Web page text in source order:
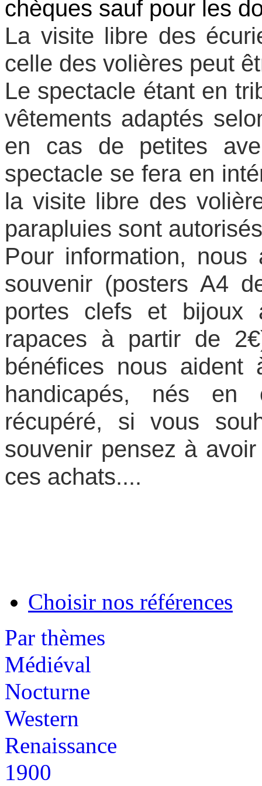
chèques sauf pour les
La visite libre des
celle des volières peut
Le spectacle étant en
vêtements adaptés
en cas de petites
spectacle se fera en
la visite libre des
parapluies sont
Pour information,
souvenir (posters A4
portes clefs et
rapaces à partir de
bénéfices nous aident
handicapés, nés en
récupéré, si vous
souvenir pensez à
ces achats....
Choisir nos références
Par thèmes
Médiéval
Nocturne
Western
Renaissance
1900